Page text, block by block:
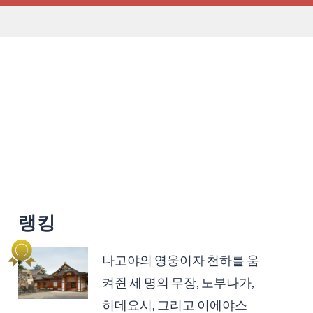
랭킹
나고야의 영웅이자 천하를 움
켜쥔 세 명의 무장, 노부나가,
히데요시, 그리고 이에야스